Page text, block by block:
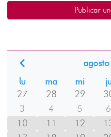
Publicar
lu
ma mi
27
28 29
3
4 5 6
10
11 12